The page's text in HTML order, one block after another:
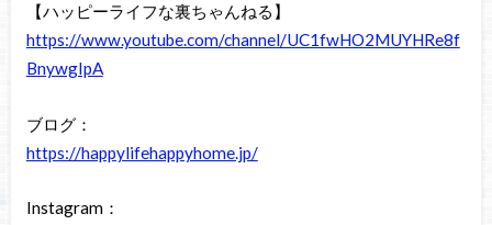
【ハッピーライフな裏ちゃんねる】
https://www.youtube.com/channel/UC1fwHO2MUYHRe8f
BnywgIpA
ブログ：
https://happylifehappyhome.jp/
Instagram：